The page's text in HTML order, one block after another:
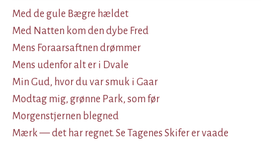
Med de gule Bægre hældet
Med Natten kom den dybe Fred
Mens Foraarsaftnen drømmer
Mens udenfor alt er i Dvale
Min Gud, hvor du var smuk i Gaar
Modtag mig, grønne Park, som før
Morgenstjernen blegned
Mærk — det har regnet. Se Tagenes Skifer er vaade